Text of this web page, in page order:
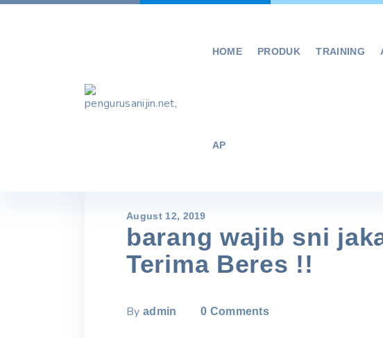
Skip
HOME PRODUK TRAINING
AP
August 12, 2019
barang wajib sni
Terima Beres !!
By admin 0 Comments